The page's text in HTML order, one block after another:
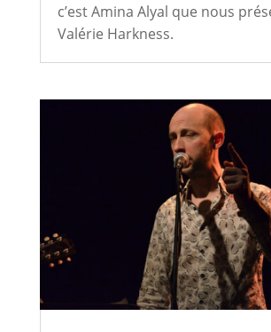
c’est Amina Alyal que nous
Valérie Harkness.